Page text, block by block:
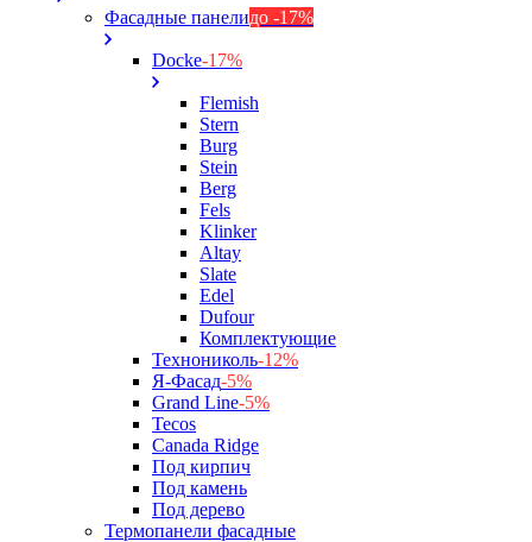
Фасадные панелидо -17%
Docke-17%
Flemish
Stern
Burg
Stein
Berg
Fels
Klinker
Altay
Slate
Edel
Dufour
Комплектующие
Технониколь-12%
Я-Фасад-5%
Grand Line-5%
Tecos
Canada Ridge
Под кирпич
Под камень
Под дерево
Термопанели фасадные